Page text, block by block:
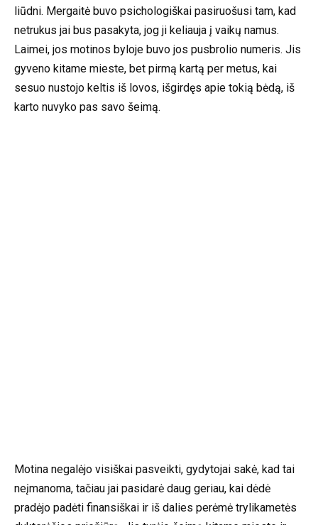
liūdni. Mergaitė buvo psichologiškai pasiruošusi tam, kad
netrukus jai bus pasakyta, jog ji keliauja į vaikų namus.
Laimei, jos motinos byloje buvo jos pusbrolio numeris. Jis
gyveno kitame mieste, bet pirmą kartą per metus, kai
sesuo nustojo keltis iš lovos, išgirdęs apie tokią bėdą, iš
karto nuvyko pas savo šeimą.
Motina negalėjo visiškai pasveikti, gydytojai sakė, kad tai
neįmanoma, tačiau jai pasidarė daug geriau, kai dėdė
pradėjo padėti finansiškai ir iš dalies perėmė trylikametės